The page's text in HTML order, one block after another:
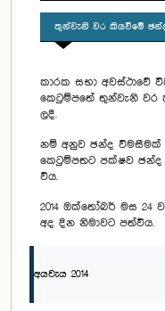
තුන්වැනි වර කියවීමේ
කාරක සභා අවස්ථාවේ
කෙටුම්පතේ තුන්වැනි
ලදී.
නම් අනුව ඡන්ද විමසීමක්
කෙටුම්පතට පක්ෂව ඡන්ද
විය.
2014 ඔක්තෝබර් මස 24
අද දින නිමාවට පත්විය.
අයවැය 2014